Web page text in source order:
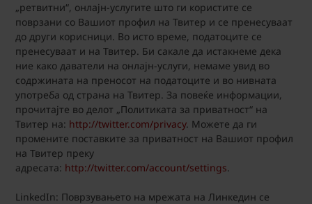
„ретвитни“, онлајн-услугите што ги користите се
поврзани со Вашиот профил на Твитер и се пренесуваат
до други корисници. Во исто време, податоците се
пренесуваат и на Твитер. Би сакале да истакнеме дека
ние како даватели на онлајн-услуги, немаме увид во
содржината на преносот на податоците и во нивната
употреба од страна на Твитер. За повеќе информации,
прочитајте во делот „Политиката за приватност“ на
Твитер на: http://twitter.com/privacy. Можете да ги
промените поставките за приватност на Вашиот профил
на Твитер преку
адресата: http://twitter.com/account/settings.
LinkedIn: Поврзувањето на мрежата на Линкедин се